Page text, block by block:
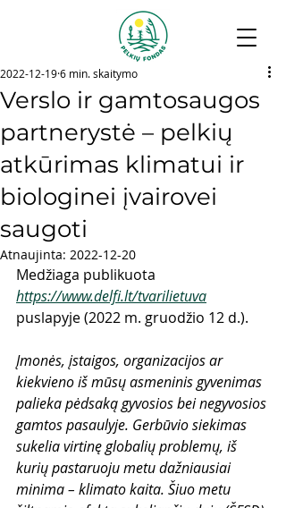
Verslo ir gamtosaugos
partnerystė – pelkių
atkūrimas klimatui ir
biologinei įvairovei
saugoti
2022-12-196 min. skaitymo
Atnaujinta: 2022-12-20
Medžiaga publikuota
https://www.delfi.lt/tvarilietuva
puslapyje (2022 m. gruodžio 12 d.).
Įmonės, įstaigos, organizacijos ar
kiekvieno iš mūsų asmeninis gyvenimas
palieka pėdsaką gyvosios bei negyvosios
gamtos pasaulyje. Gerbūvio siekimas
sukelia virtinę globalių problemų, iš
kurių pastaruoju metu dažniausiai
minima – klimato kaita. Šiuo metu